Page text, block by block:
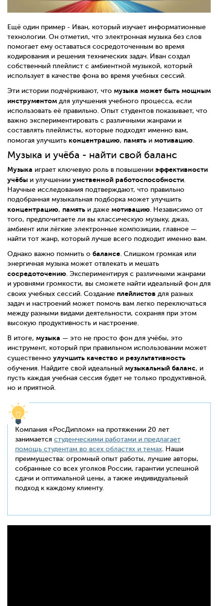
Ещё один пример - Иван, который изучает информатионные
технологии. Он отметил, что электронная музыка без слов
помогает ему оставаться сосредоточенным во время
кодирования и решения технических задач. Иван создал
собственный плейлист с амбиентной музыкой, который
использует в качестве фона во время учебных сессий.
Эти истории подчёркивают, что музыка может быть мощным
инструментом для улучшения учебного процесса, если
использовать её правильно. Опыт студентов показывает, что
важно экспериментировать с различными жанрами и
составлять плейлисты, которые подходят именно вам,
помогая улучшить концентрацию, память и мотивацию
Музыка и учёба - найти свой баланс
Музыка играет ключевую роль в повышении эффективности
учёбы и улучшении умственной работоспособности.
Научные исследования подтверждают, что правильно
подобранная музыкальная подборка может улучшить
концентрацию, память и даже мотивацию. Независимо от
того, предпочитаете ли вы классическую музыку, джаз,
амбиент или лёгкие электронные композиции, главное —
найти тот жанр, который лучше всего подходит именно вам.
Однако важно помнить о балансе. Слишком громкая или
энергичная музыка может отвлекать и мешать
сосредоточению. Экспериментируя с различными жанрами
и уровнями громкости, вы сможете найти идеальный фон для
своих учебных сессий. Создание плейлистов для разных
задач и настроений может помочь вам легко переключаться
между разными видами деятельности, сохраняя при этом
высокую продуктивность и настроение.
В итоге, музыка — это не просто фон для учёбы, это
инструмент, который при правильном использовании может
существенно улучшить качество и результативность
обучения. Найдите свой идеальный музыкальный баланс, и
пусть каждая учебная сессия будет не только продуктивной,
но и приятной.
Компания «РосДиплом» на протяжении 20 лет
занимается студенческими работами и предлагает
помощь студентам во всех областях и темах. Наши
преимущества: огромный опыт работы, лучшие авторы,
собранные со всех уголков России, гарантии успешной
сдачи и оптимальной цены, а также индивидуальный
подход к каждому клиенту.